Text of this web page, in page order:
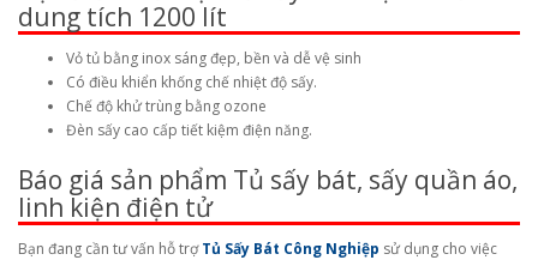
dung tích 1200 lít
Vỏ tủ bằng inox sáng đẹp, bền và dễ vệ sinh
Có điều khiển khống chế nhiệt độ sấy.
Chế độ khử trùng bằng ozone
Đèn sấy cao cấp tiết kiệm điện năng.
Báo giá sản phẩm Tủ sấy bát, sấy quần áo,
linh kiện điện tử
Bạn đang cần tư vấn hỗ trợTủ Sấy Bát Công Nghiệp sử dụng cho việc